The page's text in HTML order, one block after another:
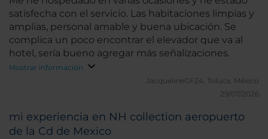
satisfecha con el servicio. Las habitaciones limpias y
amplias, personal amable y buena ubicación. Se
complica un poco encontrar el elevador que va al
hotel, sería bueno agregar más señalizaciones.
Mostrar información
JacquelineGF24. Toluca, México
29/07/2026
mi experiencia en NH collection aeropuerto
de la Cd de Mexico